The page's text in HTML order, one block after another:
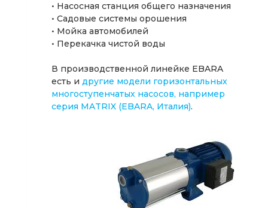
• Насосная станция общего назначения
• Садовые системы орошения
• Мойка автомобилей
• Перекачка чистой воды
В производственной линейке EBARA
есть и другие модели горизонтальных
многоступенчатых насосов, например
серия MATRIX (EBARA, Италия).